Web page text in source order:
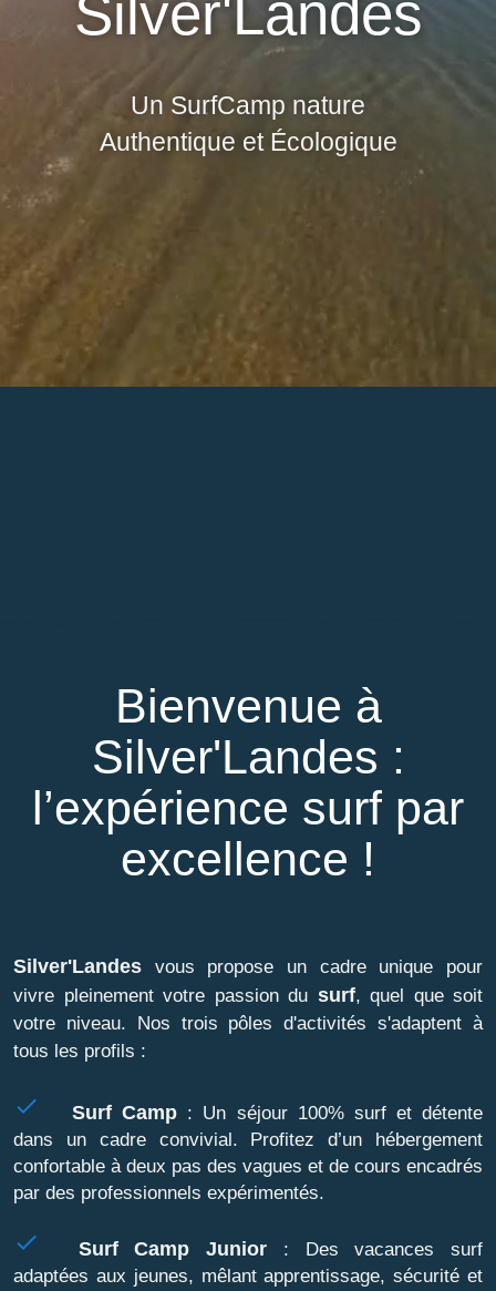
Silver'Landes
Un SurfCamp nature
Authentique et Écologique
Bienvenue à
Silver'Landes :
l’expérience surf par
excellence !
Silver'Landes vous propose un cadre unique pour
vivre pleinement votre passion du surf, quel que soit
votre niveau. Nos trois pôles d'activités s'adaptent à
tous les profils :
done Surf Camp : Un séjour 100% surf et détente
dans un cadre convivial. Profitez d’un hébergement
confortable à deux pas des vagues et de cours encadrés
par des professionnels expérimentés.
done Surf Camp Junior : Des vacances surf
adaptées aux jeunes, mêlant apprentissage, sécurité et